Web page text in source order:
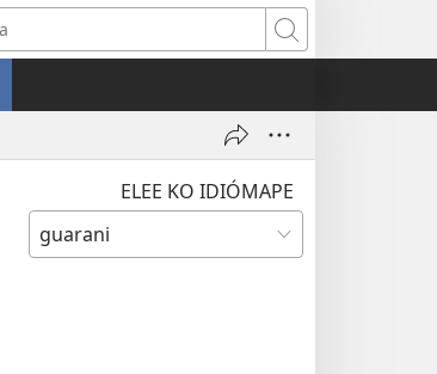
Eheka
ELEE KO IDIÓMAPE